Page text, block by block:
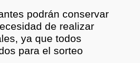
podrán conservar
de realizar
ya que todos
para el sorteo